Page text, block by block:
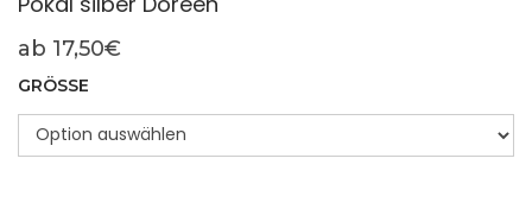
ab 17,50€
GRÖSSE